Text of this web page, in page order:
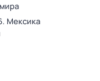
Мексика